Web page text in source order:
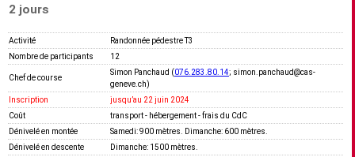
2 jours
Activité
Randonnée pédestre T3
Nombre de participants
12
Chef de course
Simon Panchaud (076.283.80.14; simon.panchaud@cas-
geneve.ch)
Inscription
jusquʼau 22 juin 2024
Coût
transport - hébergement - frais du CdC
Dénivelé en montée
Samedi: 900 mètres. Dimanche: 600 mètres.
Dénivelé en descente
Dimanche: 1500 mètres.